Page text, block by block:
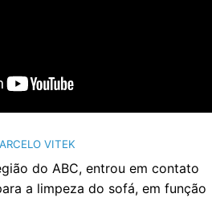
VITEK
do ABC, entrou em contato
a limpeza do sofá, em função